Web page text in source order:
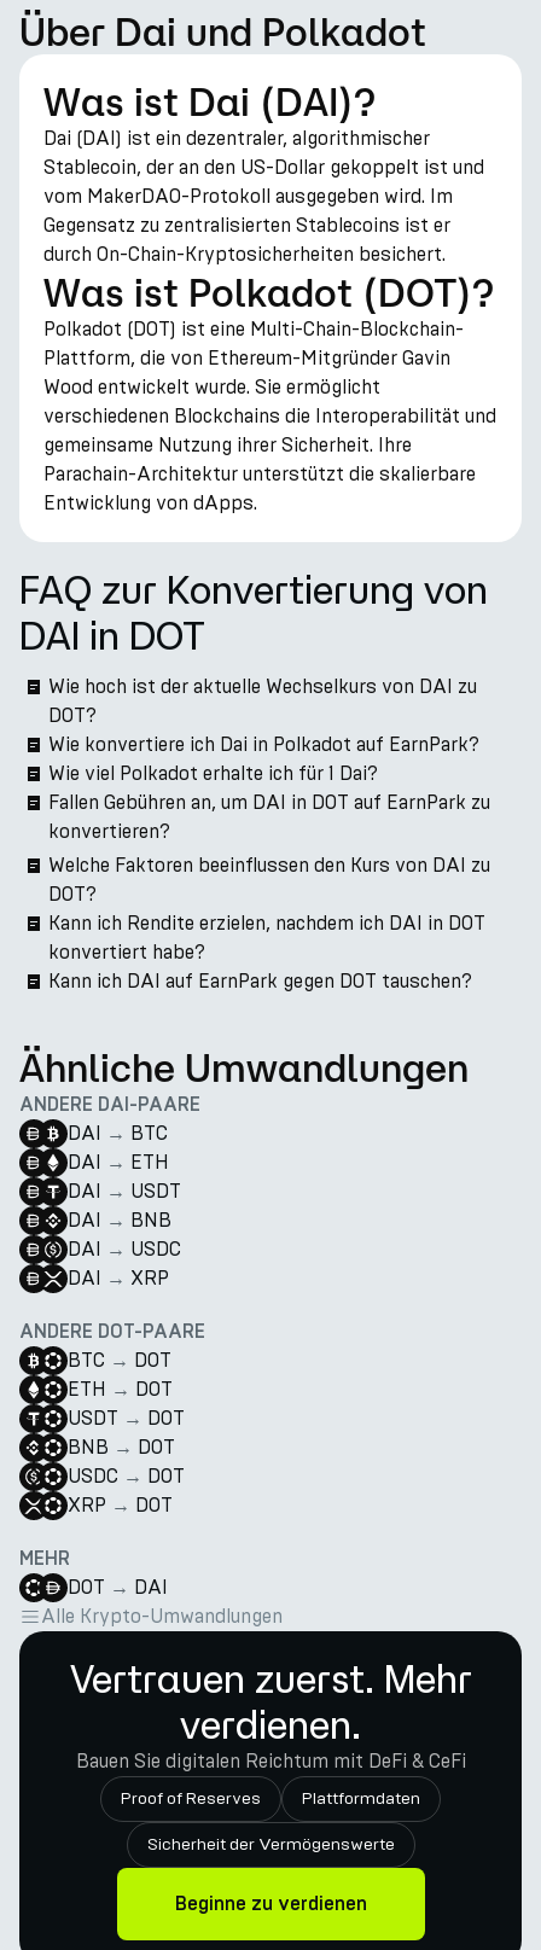
Über Dai und Polkadot
Was ist Dai (DAI)?
Dai (DAI) ist ein dezentraler, algorithmischer
Stablecoin, der an den US-Dollar gekoppelt ist und
vom MakerDAO-Protokoll ausgegeben wird. Im
Gegensatz zu zentralisierten Stablecoins ist er
durch On-Chain-Kryptosicherheiten besichert.
Was ist Polkadot (DOT)?
Polkadot (DOT) ist eine Multi-Chain-Blockchain-
Plattform, die von Ethereum-Mitgründer Gavin
Wood entwickelt wurde. Sie ermöglicht
verschiedenen Blockchains die Interoperabilität und
gemeinsame Nutzung ihrer Sicherheit. Ihre
Parachain-Architektur unterstützt die skalierbare
Entwicklung von dApps.
FAQ zur Konvertierung von
DAI in DOT
Wie hoch ist der aktuelle Wechselkurs von DAI zu
DOT?
Wie konvertiere ich Dai in Polkadot auf EarnPark?
Wie viel Polkadot erhalte ich für 1 Dai?
Fallen Gebühren an, um DAI in DOT auf EarnPark zu
konvertieren?
Welche Faktoren beeinflussen den Kurs von DAI zu
DOT?
Kann ich Rendite erzielen, nachdem ich DAI in DOT
konvertiert habe?
Kann ich DAI auf EarnPark gegen DOT tauschen?
Ähnliche Umwandlungen
ANDERE DAI-PAARE
DAI → BTC
DAI → ETH
DAI → USDT
DAI → BNB
DAI → USDC
DAI → XRP
ANDERE DOT-PAARE
BTC → DOT
ETH → DOT
USDT → DOT
BNB → DOT
USDC → DOT
XRP → DOT
MEHR
DOT → DAI
Alle Krypto-Umwandlungen
Vertrauen zuerst. Mehr
verdienen.
Bauen Sie digitalen Reichtum mit DeFi & CeFi
Proof of Reserves Plattformdaten
Sicherheit der Vermögenswerte
Beginne zu verdienen